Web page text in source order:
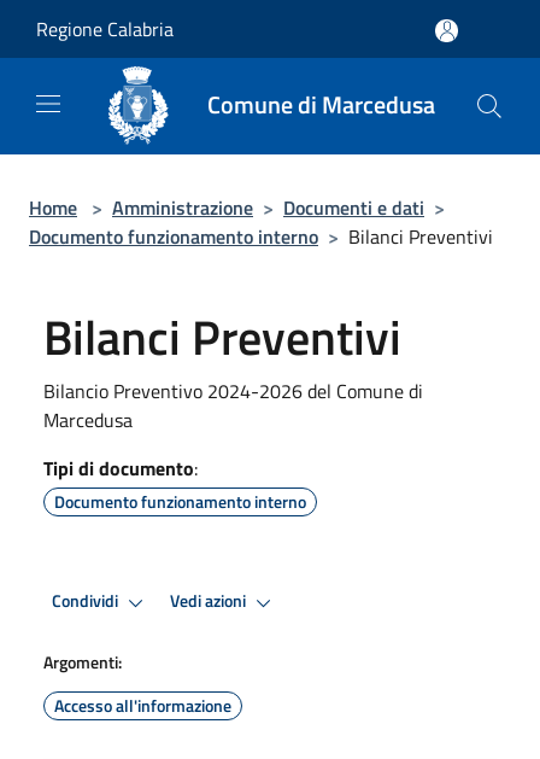
Regione Calabria
Comune di Marcedusa
Home > Amministrazione > Documenti e dati >
Documento funzionamento interno > Bilanci Preventivi
Bilanci Preventivi
Bilancio Preventivo 2024-2026 del Comune di
Marcedusa
Tipi di documento:
Documento funzionamento interno
Condividi Vedi azioni
Argomenti:
Accesso all'informazione